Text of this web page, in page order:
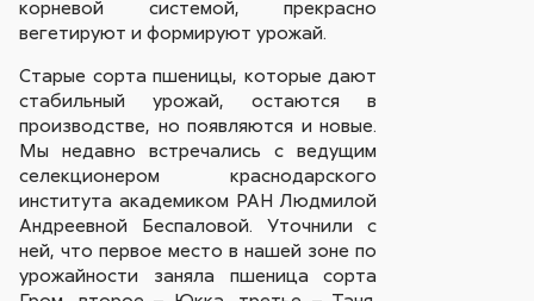
корневой системой, прекрасно
вегетируют и формируют урожай.
Старые сорта пшеницы, которые дают
стабильный урожай, остаются в
производстве, но появляются и новые.
Мы недавно встречались с ведущим
селекционером краснодарского
института академиком РАН Людмилой
Андреевной Беспаловой. Уточнили с
ней, что первое место в нашей зоне по
урожайности заняла пшеница сорта